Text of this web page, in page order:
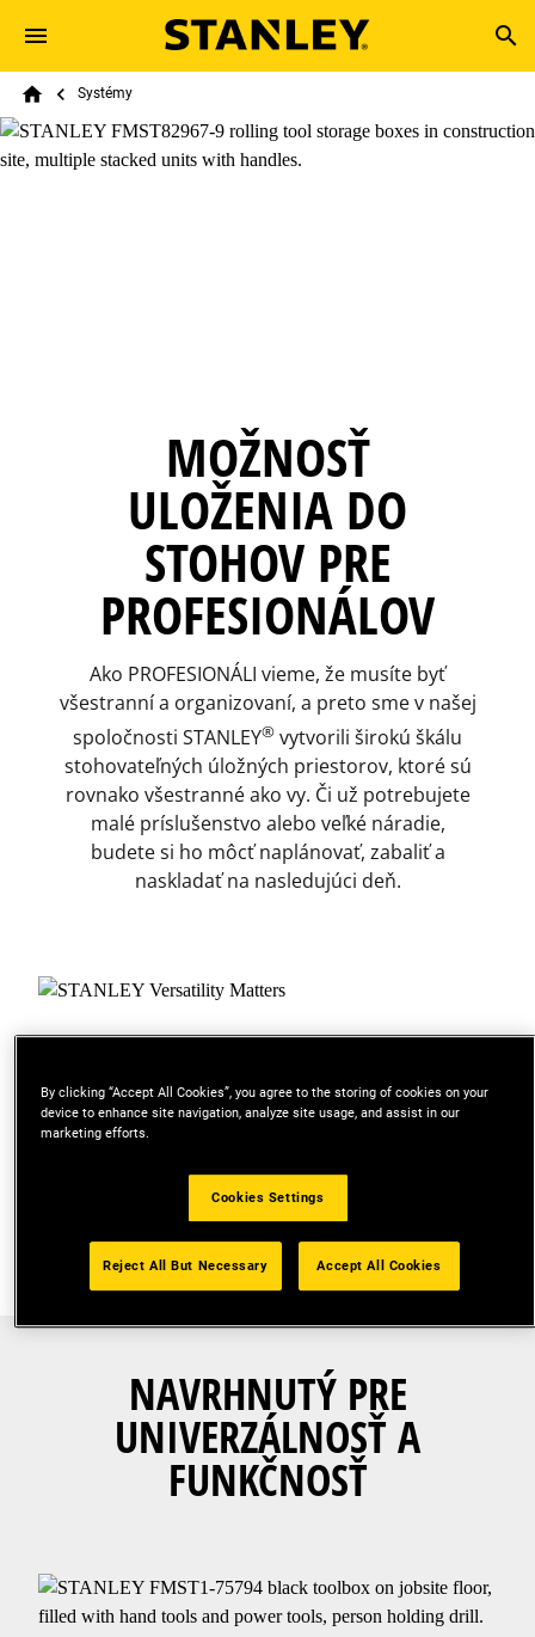
Skip to main content
Search
Breadcrumb
Systémy
MOŽNOSŤ
ULOŽENIA DO
STOHOV PRE
PROFESIONÁLOV
Ako PROFESIONÁLI vieme, že musíte byť
všestranní a organizovaní, a preto sme v našej
spoločnosti STANLEY® vytvorili širokú škálu
stohovateľných úložných priestorov, ktoré sú
rovnako všestranné ako vy. Či už potrebujete
malé príslušenstvo alebo veľké náradie,
budete si ho môcť naplánovať, zabaliť a
naskladať na nasledujúci deň.
play_arrow
NAVRHNUTÝ PRE
UNIVERZÁLNOSŤ A
FUNKČNOSŤ
By clicking “Accept All Cookies”, you agree to the storing of cookies on your
device to enhance site navigation, analyze site usage, and assist in our
marketing efforts.
Cookies Settings
Reject All But Necessary Accept All Cookies